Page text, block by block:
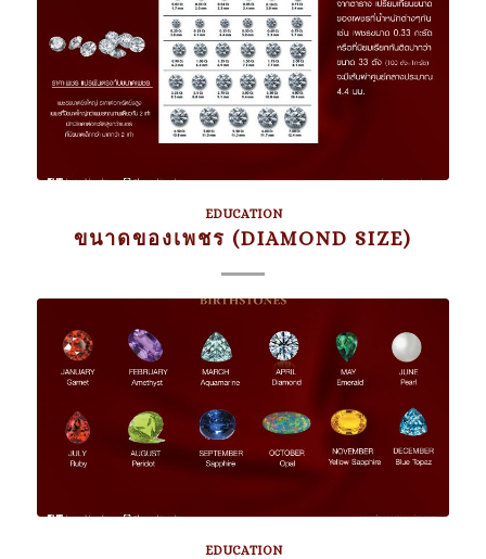
EDUCATION
ขนาดของเพชร (DIAMOND SIZE)
EDUCATION